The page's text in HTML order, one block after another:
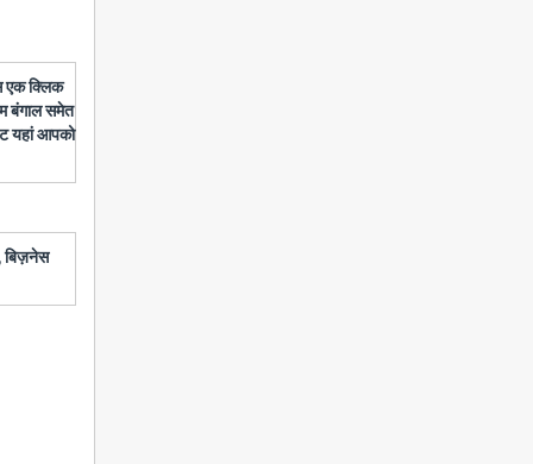
एक क्लिक
बंगाल समेत
यहां आपको
बिज़नेस